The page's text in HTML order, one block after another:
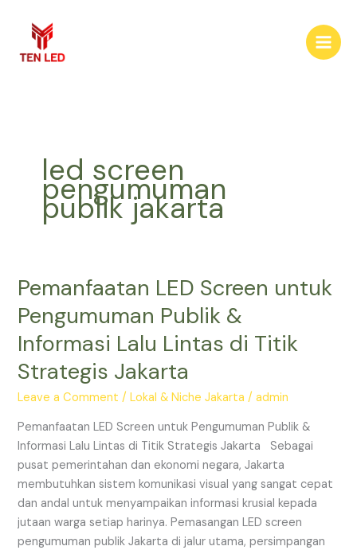
content
led screen
pengumuman
publik jakarta
Pemanfaatan LED Screen untuk
Pengumuman Publik &
Informasi Lalu Lintas di Titik
Strategis Jakarta
Leave a Comment /Lokal & Niche Jakarta /admin
Pemanfaatan LED Screen untuk Pengumuman Publik &
Informasi Lalu Lintas di Titik Strategis Jakarta Sebagai
pusat pemerintahan dan ekonomi negara, Jakarta
membutuhkan sistem komunikasi visual yang sangat cepat
dan andal untuk menyampaikan informasi krusial kepada
jutaan warga setiap harinya. Pemasangan LED screen
pengumuman publik Jakarta di jalur utama, persimpangan
Pemanfaatan
Screen
untuk
Publik
&
Lalu
Lintas
di
Titik
Strategis
Jakarta